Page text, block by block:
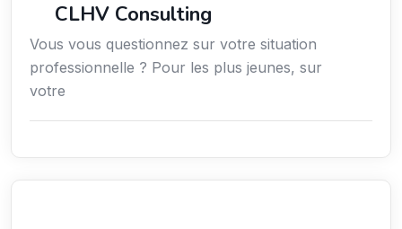
CLHV Consulting
Vous vous questionnez sur votre situation
professionnelle ? Pour les plus jeunes, sur
votre